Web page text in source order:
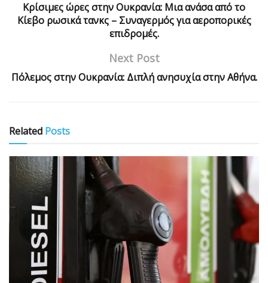
Κρίσιμες ώρες στην Ουκρανία: Μια ανάσα από το
Κίεβο ρωσικά τανκς – Συναγερμός για αεροπορικές
επιδρομές.
Next Post
Πόλεμος στην Ουκρανία: Διπλή ανησυχία στην Αθήνα.
Related Posts